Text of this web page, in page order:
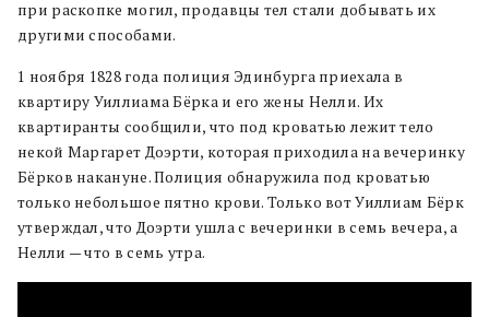
при раскопке могил, продавцы тел стали добывать их
другими способами.
1 ноября 1828 года полиция Эдинбурга приехала в
квартиру Уиллиама Бёрка и его жены Нелли. Их
квартиранты сообщили, что под кроватью лежит тело
некой Маргарет Доэрти, которая приходила на вечеринку
Бёрков накануне. Полиция обнаружила под кроватью
только небольшое пятно крови. Только вот Уиллиам Бёрк
утверждал, что Доэрти ушла с вечеринки в семь вечера, а
Нелли — что в семь утра.